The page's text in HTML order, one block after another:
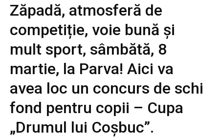
Zăpadă, atmosferă de
competiție, voie bună și
mult sport, sâmbătă, 8
martie, la Parva! Aici va
avea loc un concurs de schi
fond pentru copii – Cupa
„Drumul lui Coșbuc”.